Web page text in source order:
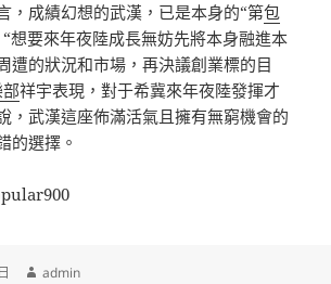
，成績幻想的武漢，已是本身的“第包
想要來年夜陸成長無妨先將本身融進本
遭的狀況和市場，再決議創業標的目
部祥宇表現，對于希冀來年夜陸發揮才
，武漢這座佈滿活氣且擁有無窮機會的
的選擇。
作
admin